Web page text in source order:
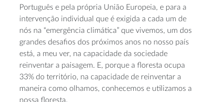
Português e pela própria União Europeia, e para a
intervenção individual que é exigida a cada um de
nós na “emergência climática” que vivemos, um dos
grandes desafios dos próximos anos no nosso país
está, a meu ver, na capacidade da sociedade
reinventar a paisagem. E, porque a floresta ocupa
33% do território, na capacidade de reinventar a
maneira como olhamos, conhecemos e utilizamos a
nossa floresta.